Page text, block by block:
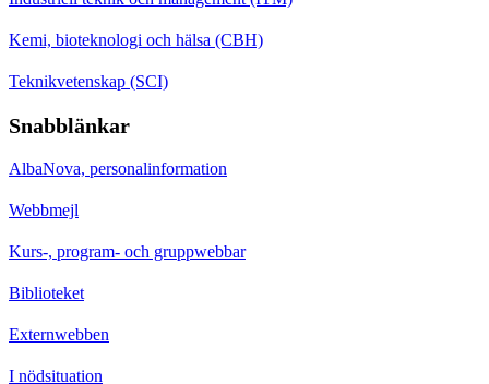
Kemi, bioteknologi och hälsa (CBH)
Teknikvetenskap (SCI)
Snabblänkar
AlbaNova, personalinformation
Webbmejl
Kurs-, program- och gruppwebbar
Biblioteket
Externwebben
I nödsituation